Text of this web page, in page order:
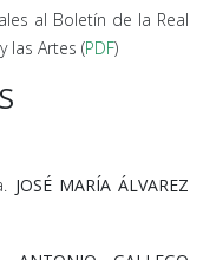
al Boletín de la Real
las Artes (PDF)
JOSÉ MARÍA ÁLVAREZ